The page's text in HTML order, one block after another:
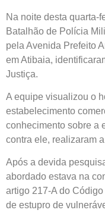
Na noite desta quarta-
Batalhão de Polícia
pela Avenida Prefeito
em Atibaia,
Justiça.
A equipe visualizou o
estabelecimento
conhecimento sobre a
contra ele, realizaram
Após a devida
abordado estava na
artigo 217-A do
de estupro de